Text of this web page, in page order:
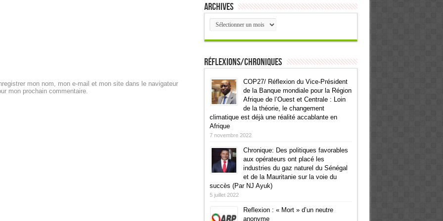
mon nom, mon e-mail et mon site dans le navigateur
mon prochain commentaire.
Archives
Archives
Réflexions/Chroniques
COP27/ Réflexion du Vice-Président
de la Banque mondiale pour la Région
Afrique de l’Ouest et Centrale : Loin
de la théorie, le changement
climatique est déjà une réalité accablante en
Afrique
7 novembre 2022
Chronique: Des politiques favorables
aux opérateurs ont placé les
industries du gaz naturel du Sénégal
et de la Mauritanie sur la voie du
succès (Par NJ Ayuk)
5 juillet 2022
Reflexion : « Mort » d’un neutre
anonyme